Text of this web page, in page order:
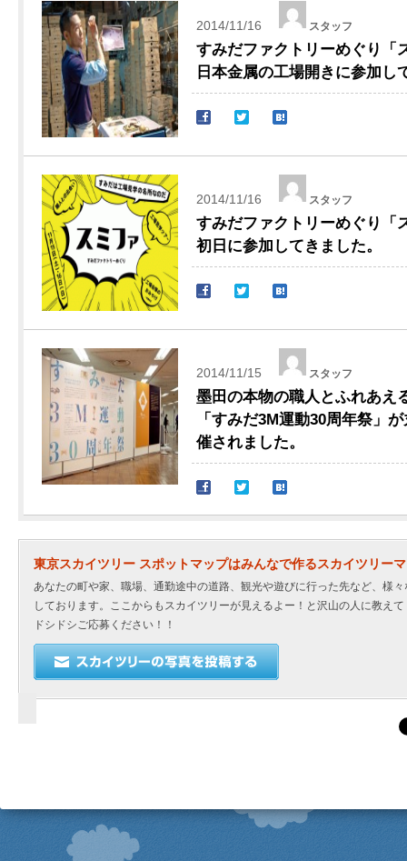
2014/11/16 スタッフ
すみだファクトリーめぐり「
日本金属の工場開きに参加し
2014/11/16 スタッフ
すみだファクトリーめぐり「
初日に参加してきました。
2014/11/15 スタッフ
墨田の本物の職人とふれあえ
「すみだ3M運動30周年祭」
催されました。
東京スカイツリー スポットマップはみんなで作るスカイツリー
あなたの町や家、職場、通勤途中の道路、観光や遊びに行った先など、様
しております。ここからもスカイツリーが見えるよー！と沢山の人に教え
ドシドシご応募ください！！